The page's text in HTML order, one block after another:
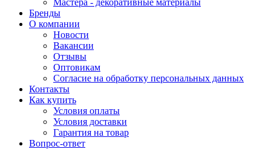
Мастера - декоративные материалы
Бренды
О компании
Новости
Вакансии
Отзывы
Оптовикам
Cогласие на обработку персональных данных
Контакты
Как купить
Условия оплаты
Условия доставки
Гарантия на товар
Вопрос-ответ